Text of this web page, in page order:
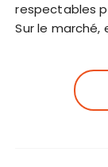
respectables
Sur le marché,